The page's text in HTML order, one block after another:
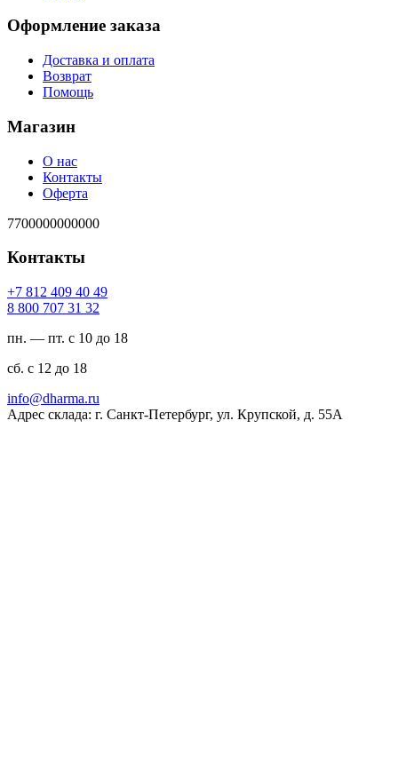
Оформление заказа
Доставка и оплата
Возврат
Помощь
Магазин
О нас
Контакты
Оферта
7700000000000
Контакты
94 04 904 218 7+
23 13 707 008 8
пн. — пт. с 10 до 18
сб. с 12 до 18
ur.amrahd@ofni
Адрес склада: г. Санкт-Петербург, ул. Крупской, д. 55А